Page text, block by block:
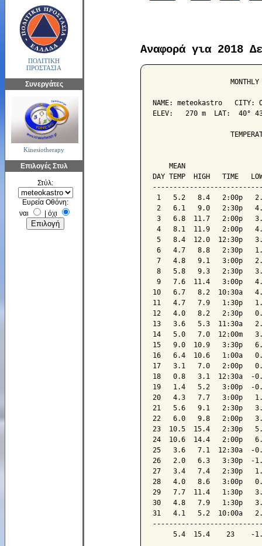
ΠΟΛΙΤΙΚΗ
ΠΡΟΣΤΑΣΙΑ
Συνεργάτες
Kinesiotherapy
Επιλογές Στυλ
Στύλ:
Ευρεία Οθόνη:
ναι
όχι
Αναφορά για 2018
NAME: meteokastro   CITY:
ELEV:   270 m  LAT:  40°
MEAN
DAY TEMP  HIGH   TIME
1   5.2   8.4   2:00p
2   6.1   9.0   2:30p
3   6.8  11.7   2:00p
4   8.1  11.9   2:00p
5   8.4  12.0  12:30p
6   4.7   8.8   2:30p
7   4.8   9.1   3:00p
8   5.8   9.3   2:30p
9   7.6  11.4   3:00p
10   6.7   8.2  10:30a
11   4.7   7.9   1:30p
12   4.0   8.2   2:30p
13   3.6   5.3  11:30a
14   5.0   7.0  12:00m
15   9.0  10.9   3:30p
16   6.4  10.6   1:00a
17   3.1   7.0   2:00p
18   0.8   3.1  12:30a  -
19   1.4   5.2   3:00p  -
20   4.3   7.7   3:00p
21   5.6   9.1   2:30p
22   6.0   9.8   2:00p
23  10.5  15.4   2:30p
24  10.6  14.4   2:00p
25   3.6   7.1  12:30a  -
26   2.0   6.3   3:30p  -
27   3.4   7.4   2:30p
28   4.0   8.6   3:00p
29   7.7  11.4   1:30p
30   4.8   7.9   1:30p
31   4.1   5.2  10:00a
5.4  15.4    23    -